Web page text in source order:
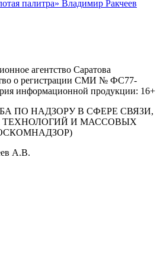
агентство Саратова
о регистрации СМИ № ФС77-
информационной продукции: 16+
ПО НАДЗОРУ В СФЕРЕ СВЯЗИ,
И МАССОВЫХ
А.В.